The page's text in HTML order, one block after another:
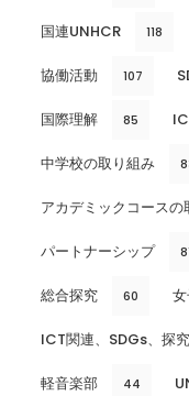
国連UNHCR 118
協働活動 107
国際理解 85
中学校の取り組み
アカデミックコースの
パートナーシップ
総合探究 60
ICT関連、SDGs、探
軽音楽部 44